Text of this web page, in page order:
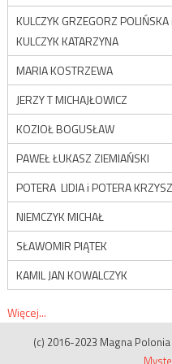
KULCZYK GRZEGORZ POLIŃSKA i
KULCZYK KATARZYNA
MARIA KOSTRZEWA
JERZY T MICHAJŁOWICZ
KOZIOŁ BOGUSŁAW
PAWEŁ ŁUKASZ ZIEMIAŃSKI
POTERA LIDIA i POTERA
NIEMCZYK MICHAŁ
SŁAWOMIR PIĄTEK
KAMIL JAN KOWALCZYK
Więcej...
(c) 2016-2023 Magna Polonia